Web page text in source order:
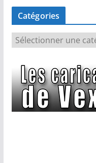
Catégories
é
g
o
r